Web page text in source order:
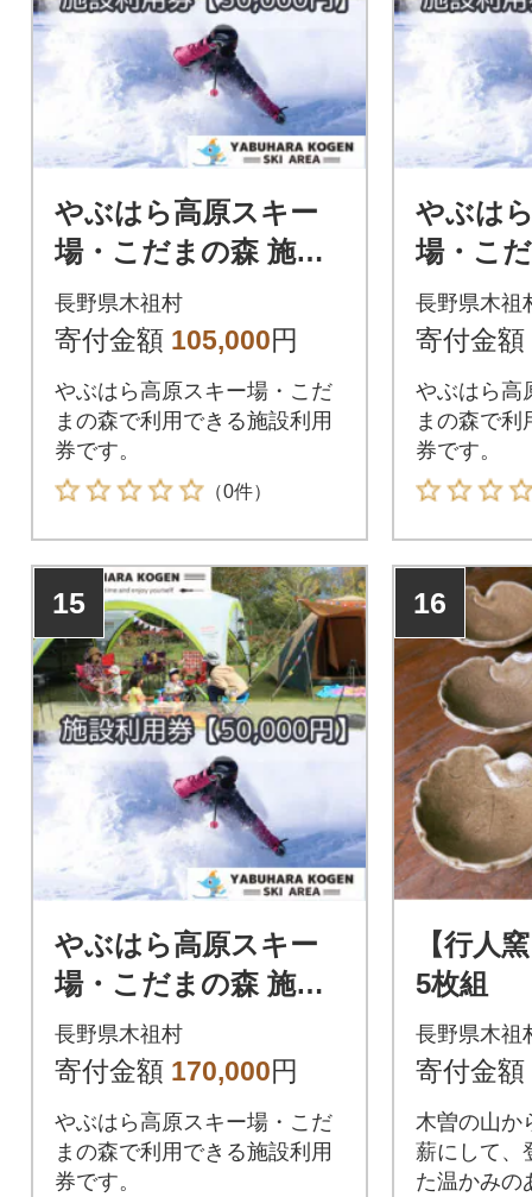
やぶはら高原スキー
場・こだまの森 施設
利用券【30,000円分】
長野県木祖村
寄付金額 105,000円
やぶはら高原スキー場・こだ
まの森で利用できる施設利用
券です。
（0件）
やぶは
場・こ
利用券
長野県木祖
寄付金額
やぶはら高
まの森で利
券です。
15
やぶはら高原スキー
場・こだまの森 施設
利用券【50,000円分】
長野県木祖村
寄付金額 170,000円
やぶはら高原スキー場・こだ
まの森で利用できる施設利用
券です。
16
【行人
5枚組
長野県木祖
寄付金額
木曽の山か
薪にして、
た温かみの